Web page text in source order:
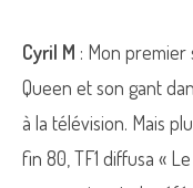
Cyril M : Mon premier
Queen et son gant
à la télévision. Mais
fin 80, TF1 diffusa «